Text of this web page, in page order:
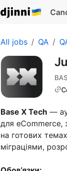
All jobs QA
Base X Tech —
для eCommerce,
на готових
міграціями,